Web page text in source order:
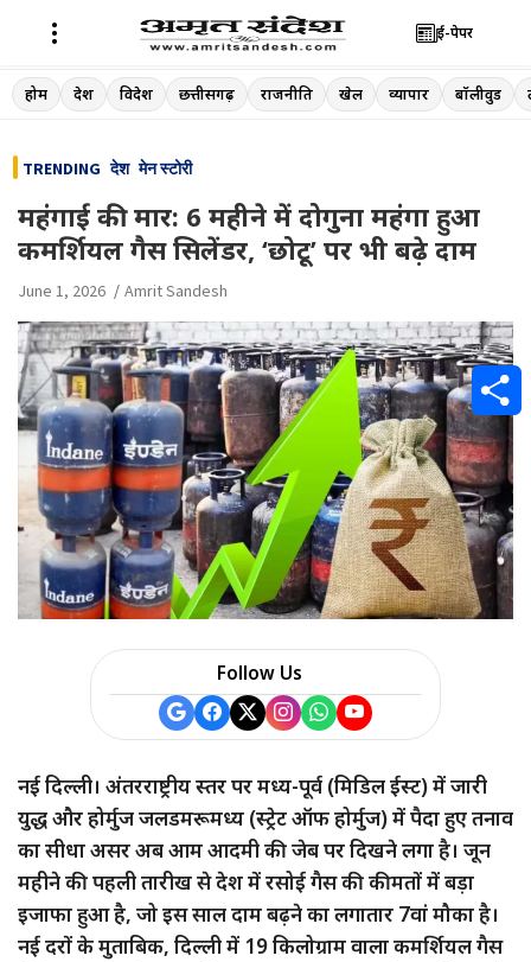
Skip
to
ई-पेपर
होम देश विदेश छत्तीसगढ़ राजनीति खेल व्यापार बॉलीवुड
TRENDING देश मेन स्टोरी
महंगाई की मार: 6 महीने में दोगुना महंगा हुआ
कमर्शियल गैस सिलेंडर, ‘छोटू’ पर भी बढ़े दाम
June 1, 2026 Amrit Sandesh
Follow Us
नई दिल्ली। अंतरराष्ट्रीय स्तर पर मध्य-पूर्व (मिडिल ईस्ट) में जारी
युद्ध और होर्मुज जलडमरूमध्य (स्ट्रेट ऑफ होर्मुज) में पैदा हुए तनाव
का सीधा असर अब आम आदमी की जेब पर दिखने लगा है। जून
महीने की पहली तारीख से देश में रसोई गैस की कीमतों में बड़ा
इजाफा हुआ है, जो इस साल दाम बढ़ने का लगातार 7वां मौका है।
नई दरों के मुताबिक, दिल्ली में 19 किलोग्राम वाला कमर्शियल गैस
S
h
a
r